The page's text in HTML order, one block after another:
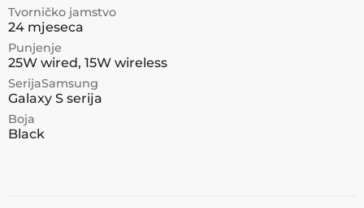
Tvorničko jamstvo
24 mjeseca
Punjenje
25W wired, 15W wireless
SerijaSamsung
Galaxy S serija
Boja
Black